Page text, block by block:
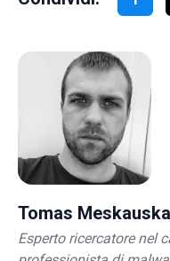
Tomas
Esperto ricercatore nel